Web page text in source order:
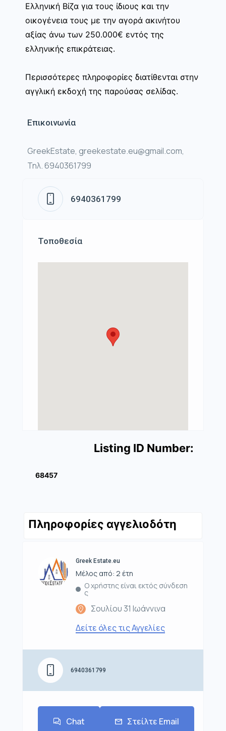
Ελληνική Βίζα για τους ίδιους και την
οικογένεια τους με την αγορά ακινήτου
αξίας άνω των 250.000€ εντός της
ελληνικής επικράτειας.
Περισσότερες πληροφορίες διατίθενται στην
αγγλική εκδοχή της παρούσας σελίδας.
Επικοινωνία
GreekEstate, greekestate.eu@gmail.com,
Τηλ. 6940361799
6940361799
Τοποθεσία
Listing ID Number:
68457
Πληροφορίες αγγελιοδότη
Greek Estate.eu
Μέλος από: 2 έτη
Ο χρήστης είναι εκτός σύνδεση
ς
Σουλίου 31 Ιωάννινα
Δείτε όλες τις Αγγελίες
6940361799
Chat Στείλτε Email